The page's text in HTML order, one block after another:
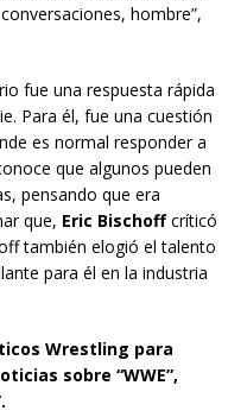
hombre”,
fue una respuesta rápida
Para él, fue una cuestión
es normal responder a
que algunos pueden
pensando que era
que, Eric Bischoffcríticó
también elogió el talento
para él en la industria
Wrestling para
sobre “WWE”,